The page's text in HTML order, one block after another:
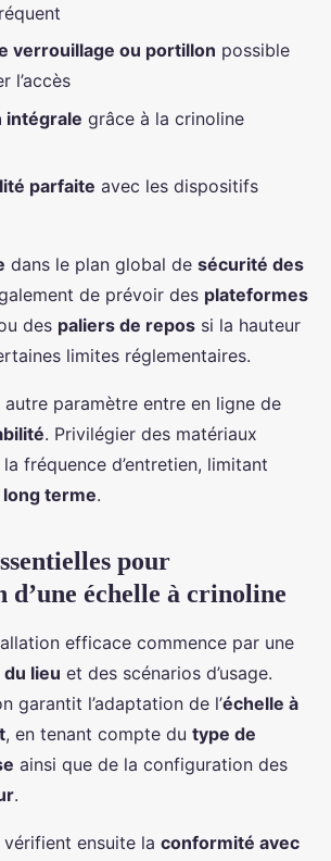
verrouillage ou portillon possible
l’accès
grâce à la crinoline
parfaite avec les dispositifs
dans le plan global de sécurité des
de prévoir des plateformes
des paliers de repos si la hauteur
limites réglementaires.
paramètre entre en ligne de
. Privilégier des matériaux
fréquence d’entretien, limitant
terme.
pour
d’une échelle à crinoline
efficace commence par une
lieu et des scénarios d’usage.
garantit l’adaptation de l’échelle à
, en tenant compte du type de
ainsi que de la configuration des
.
ensuite la conformité avec